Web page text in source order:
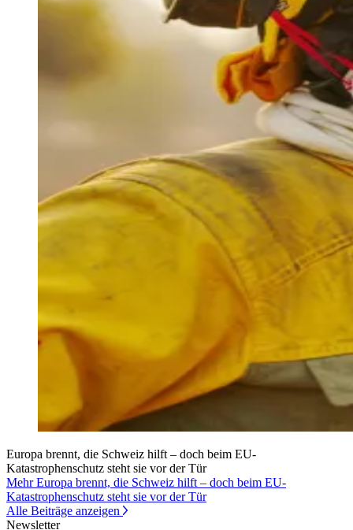
Europa brennt, die Schweiz hilft – doch beim EU-
Katastrophenschutz steht sie vor der Tür
Mehr Europa brennt, die Schweiz hilft – doch beim EU-
Katastrophenschutz steht sie vor der Tür
Alle Beiträge anzeigen
Newsletter